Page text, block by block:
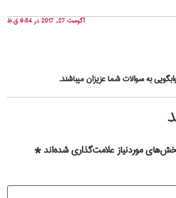
آگوست 27, 2017 در 9:54 ق.ظ
موردنیاز علامت‌گذاری شده‌اند*